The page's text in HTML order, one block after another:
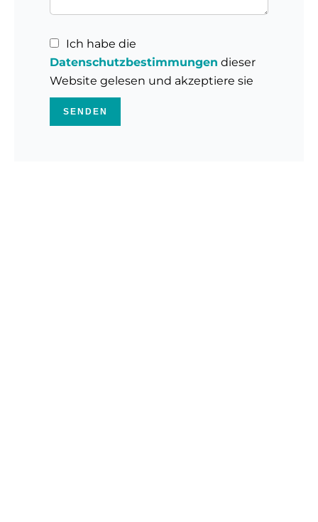
Ich habe die
Datenschutzbestimmungen dieser
Website gelesen und akzeptiere sie
SENDEN